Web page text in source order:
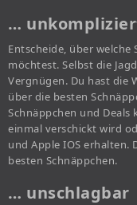
…
Entscheide, über
möchtest. Selbst die
Vergnügen. Du hast die
über die besten
Schnäppchen und
einmal verschickt wird
und Apple IOS erhalten.
besten Schnäppchen.
… unschlagbar